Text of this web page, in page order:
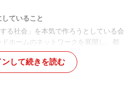
ていること
る社会」を本気で作ろうとしている会
ホームのネットワークを展開し、都
けるためのインフラを作っていま
はなく日常になる体験を作ろうとし
ンして続きを読む